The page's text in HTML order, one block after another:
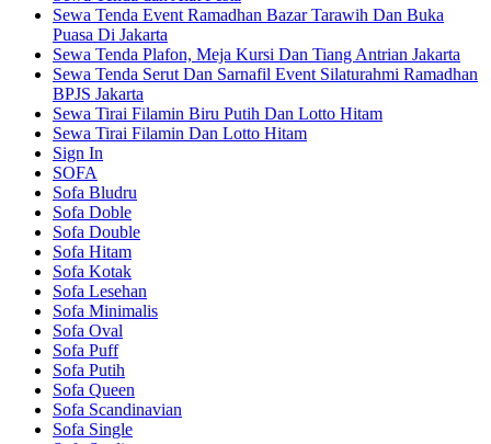
Sewa Tenda Event Ramadhan Bazar Tarawih Dan Buka
Puasa Di Jakarta
Sewa Tenda Plafon, Meja Kursi Dan Tiang Antrian Jakarta
Sewa Tenda Serut Dan Sarnafil Event Silaturahmi Ramadhan
BPJS Jakarta
Sewa Tirai Filamin Biru Putih Dan Lotto Hitam
Sewa Tirai Filamin Dan Lotto Hitam
Sign In
SOFA
Sofa Bludru
Sofa Doble
Sofa Double
Sofa Hitam
Sofa Kotak
Sofa Lesehan
Sofa Minimalis
Sofa Oval
Sofa Puff
Sofa Putih
Sofa Queen
Sofa Scandinavian
Sofa Single